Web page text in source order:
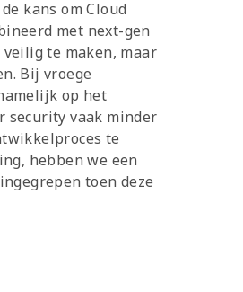
kans om Cloud
met next-gen
te maken, maar
Bij vroege
op het
security vaak minder
te
hebben we een
toen deze